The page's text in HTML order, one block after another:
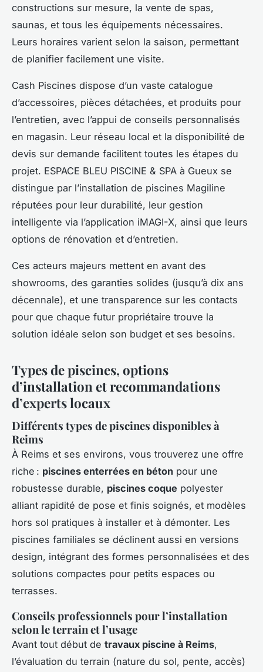
constructions sur mesure, la vente de spas,
saunas, et tous les équipements nécessaires.
Leurs horaires varient selon la saison, permettant
de planifier facilement une visite.
Cash Piscines dispose d’un vaste catalogue
d’accessoires, pièces détachées, et produits pour
l’entretien, avec l’appui de conseils personnalisés
en magasin. Leur réseau local et la disponibilité de
devis sur demande facilitent toutes les étapes du
projet. ESPACE BLEU PISCINE & SPA à Gueux se
distingue par l’installation de piscines Magiline
réputées pour leur durabilité, leur gestion
intelligente via l’application iMAGI-X, ainsi que leurs
options de rénovation et d’entretien.
Ces acteurs majeurs mettent en avant des
showrooms, des garanties solides (jusqu’à dix ans
décennale), et une transparence sur les contacts
pour que chaque futur propriétaire trouve la
solution idéale selon son budget et ses besoins.
Types de piscines, options
d’installation et recommandations
d’experts locaux
Différents types de piscines disponibles à
Reims
À Reims et ses environs, vous trouverez une offre
riche : piscines enterrées en béton pour une
robustesse durable, piscines coque polyester
alliant rapidité de pose et finis soignés, et modèles
hors sol pratiques à installer et à démonter. Les
piscines familiales se déclinent aussi en versions
design, intégrant des formes personnalisées et des
solutions compactes pour petits espaces ou
terrasses.
Conseils professionnels pour l’installation
selon le terrain et l’usage
Avant tout début de travaux piscine à Reims,
l’évaluation du terrain (nature du sol, pente, accès)